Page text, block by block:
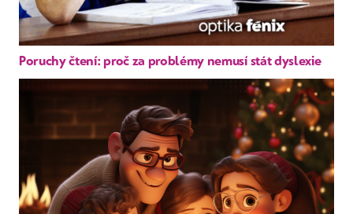
Poruchy čtení: proč za problémy nemusí stát dyslexie